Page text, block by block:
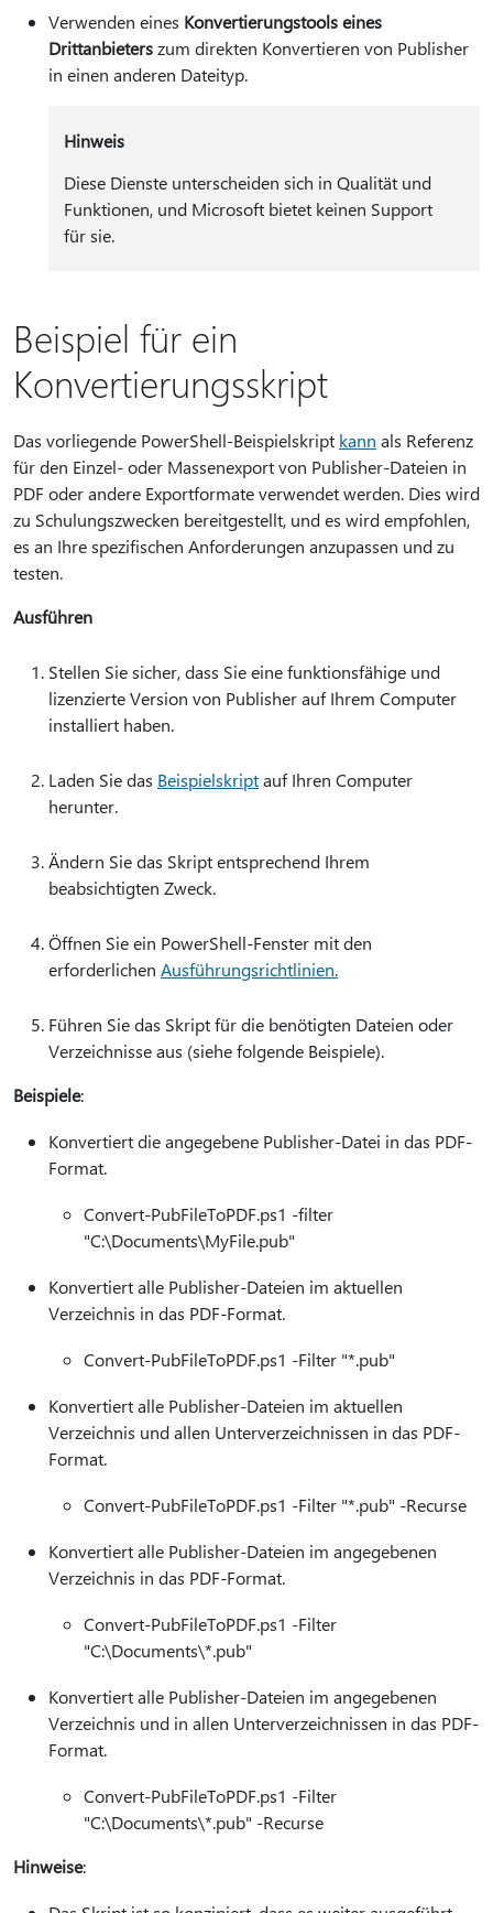
Verwenden eines Konvertierungstools eines
Drittanbieterszum direkten Konvertieren von Publisher
in einen anderen Dateityp.
Hinweis
Diese Dienste unterscheiden sich in Qualität und
Funktionen, und Microsoft bietet keinen Support
für sie.
Beispiel für ein
Konvertierungsskript
Das vorliegende PowerShell-Beispielskript kann als Referenz
für den Einzel- oder Massenexport von Publisher-Dateien in
PDF oder andere Exportformate verwendet werden. Dies wird
zu Schulungszwecken bereitgestellt, und es wird empfohlen,
es an Ihre spezifischen Anforderungen anzupassen und zu
testen.
Ausführen
Stellen Sie sicher, dass Sie eine funktionsfähige und
lizenzierte Version von Publisher auf Ihrem Computer
installiert haben.
Laden Sie das Beispielskriptauf Ihren Computer
herunter.
Ändern Sie das Skript entsprechend Ihrem
beabsichtigten Zweck.
Öffnen Sie ein PowerShell-Fenster mit den
erforderlichen Ausführungsrichtlinien.
Führen Sie das Skript für die benötigten Dateien oder
Verzeichnisse aus (siehe folgende Beispiele).
Beispiele:
Konvertiert die angegebene Publisher-Datei in das PDF-
Format.
Convert-PubFileToPDF.ps1 -filter
"C:\Documents\MyFile.pub"
Konvertiert alle Publisher-Dateien im aktuellen
Verzeichnis in das PDF-Format.
Convert-PubFileToPDF.ps1 -Filter "*.pub"
Konvertiert alle Publisher-Dateien im aktuellen
Verzeichnis und allen Unterverzeichnissen in das PDF-
Format.
Convert-PubFileToPDF.ps1 -Filter "*.pub" -Recurse
Konvertiert alle Publisher-Dateien im angegebenen
Verzeichnis in das PDF-Format.
Convert-PubFileToPDF.ps1 -Filter
"C:\Documents\*.pub"
Konvertiert alle Publisher-Dateien im angegebenen
Verzeichnis und in allen Unterverzeichnissen in das PDF-
Format.
Convert-PubFileToPDF.ps1 -Filter
"C:\Documents\*.pub" -Recurse
Hinweise: